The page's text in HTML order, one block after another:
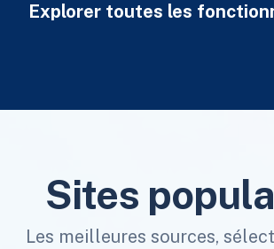
Explorer toutes les
Sites
Les meilleures sources,